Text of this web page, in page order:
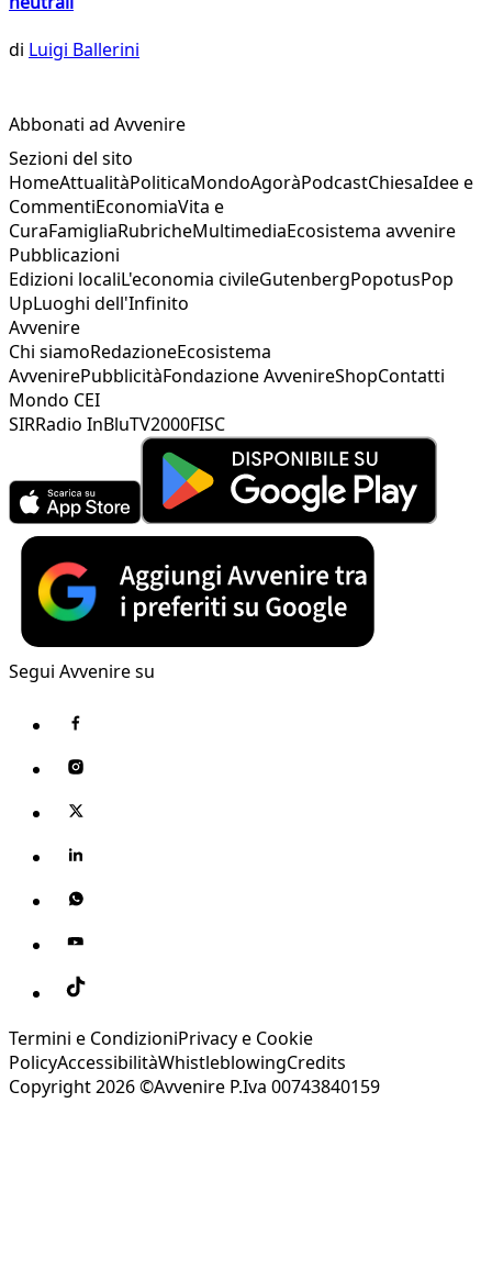
di Luigi Ballerini
Abbonati ad Avvenire
Sezioni del sito
HomeAttualitàPoliticaMondoAgoràPodcastChiesaIdee e
CommentiEconomiaVita e
CuraFamigliaRubricheMultimediaEcosistema avvenire
Pubblicazioni
Edizioni localiL'economia civileGutenbergPopotusPop
UpLuoghi dell'Infinito
Avvenire
Chi siamoRedazioneEcosistema
AvvenirePubblicitàFondazione AvvenireShopContatti
Mondo CEI
SIRRadio InBluTV2000FISC
Segui Avvenire su
Termini e CondizioniPrivacy e Cookie
PolicyAccessibilitàWhistleblowingCredits
Copyright 2026 ©Avvenire P.Iva 00743840159